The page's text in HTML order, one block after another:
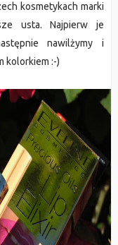
kosmetykach marki
usta. Najpierw je
nawilżymy i
kolorkiem :-)